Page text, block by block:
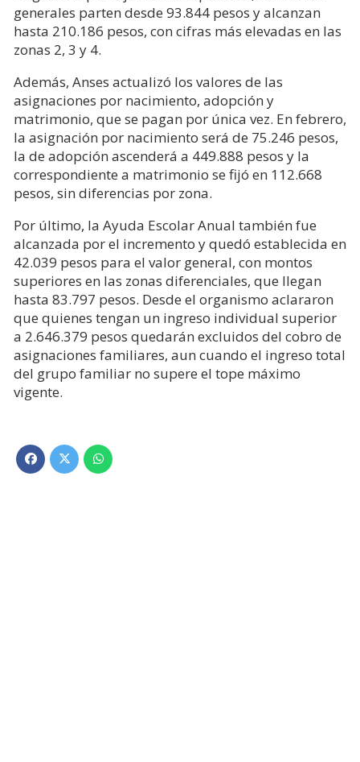
generales parten desde 93.844 pesos y alcanzan
hasta 210.186 pesos, con cifras más elevadas en las
zonas 2, 3 y 4.
Además, Anses actualizó los valores de las
asignaciones por nacimiento, adopción y
matrimonio, que se pagan por única vez. En febrero,
la asignación por nacimiento será de 75.246 pesos,
la de adopción ascenderá a 449.888 pesos y la
correspondiente a matrimonio se fijó en 112.668
pesos, sin diferencias por zona.
Por último, la Ayuda Escolar Anual también fue
alcanzada por el incremento y quedó establecida en
42.039 pesos para el valor general, con montos
superiores en las zonas diferenciales, que llegan
hasta 83.797 pesos. Desde el organismo aclararon
que quienes tengan un ingreso individual superior
a 2.646.379 pesos quedarán excluidos del cobro de
asignaciones familiares, aun cuando el ingreso total
del grupo familiar no supere el tope máximo
vigente.